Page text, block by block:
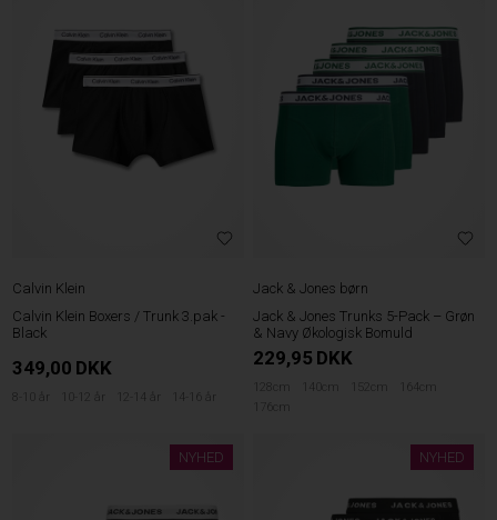
Calvin Klein
Calvin Klein Boxers / Trunk 3.pak -
Black
349,00 DKK
8-10 år 10-12 år 12-14 år 14-16 år
Jack & Jones børn
Jack & Jones Trunks 5-Pack – Grøn
& Navy Økologisk Bomuld
229,95 DKK
128cm 140cm 152cm
164cm
176cm
NYHED NYHED